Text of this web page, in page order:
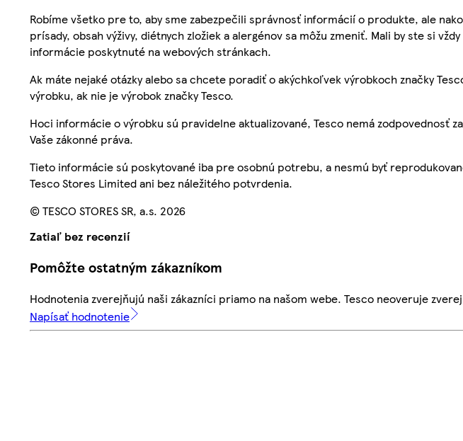
Robíme všetko pre to, aby sme zabezpečili správnosť informácií o produkte, ale
prísady, obsah výživy, diétnych zložiek a alergénov sa môžu zmeniť. Mali by ste si
informácie poskytnuté na webových stránkach.
Ak máte nejaké otázky alebo sa chcete poradiť o akýchkoľvek výrobkoch značky
výrobku, ak nie je výrobok značky Tesco.
Hoci informácie o výrobku sú pravidelne aktualizované, Tesco nemá zodpovednosť
Vaše zákonné práva.
Tieto informácie sú poskytované iba pre osobnú potrebu, a nesmú byť
Tesco Stores Limited ani bez náležitého potvrdenia.
© TESCO STORES SR, a.s. 2026
Zatiaľ bez recenzií
Pomôžte ostatným zákazníkom
Hodnotenia zverejňujú naši zákazníci priamo na našom webe. Tesco neoveruje
Napísať hodnotenie